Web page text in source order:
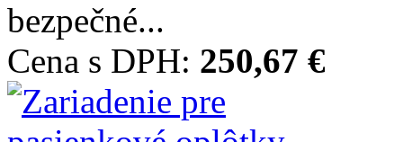
bezpečné...
Cena s DPH: 250,67 €